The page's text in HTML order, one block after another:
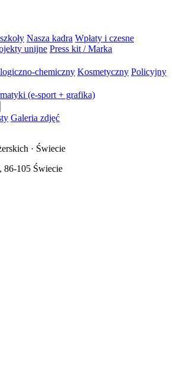
Nasza kadra Wpłaty i czesne
unijne Press kit / Marka
chemiczny Kosmetyczny Policyjny
(e-sport + grafika)
Galeria zdjęć
· Świecie
105 Świecie